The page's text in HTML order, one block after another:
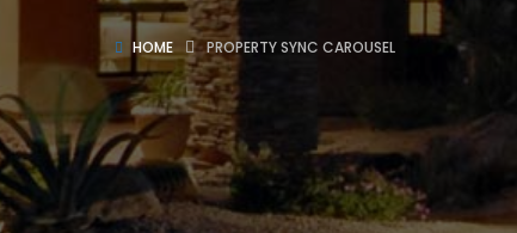
HOME PROPERTY SYNC CAROUSEL